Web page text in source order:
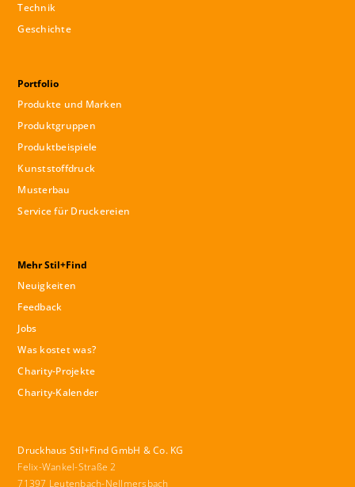
Technik
Geschichte
Portfolio
Produkte und Marken
Produktgruppen
Produktbeispiele
Kunststoffdruck
Musterbau
Service für Druckereien
Mehr Stil+Find
Neuigkeiten
Feedback
Jobs
Was kostet was?
Charity-Projekte
Charity-Kalender
Druckhaus Stil+Find GmbH & Co. KG
Felix-Wankel-Straße 2
71397 Leutenbach-Nellmersbach